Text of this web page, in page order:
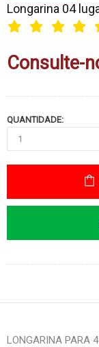
Longarina 04
Consulte-
QUANTIDADE:
LONGARINA PARA